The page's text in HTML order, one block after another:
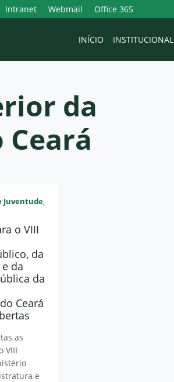
Intranet Webmail Office 365
INÍCIO INSTITUCIONAL
da
Juventude,
o VIII
da
da
da
Ceará
as
VIII
e